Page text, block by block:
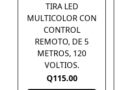
TIRA LED
MULTICOLOR CON
CONTROL
REMOTO, DE 5
METROS, 120
VOLTIOS.
Q115.00